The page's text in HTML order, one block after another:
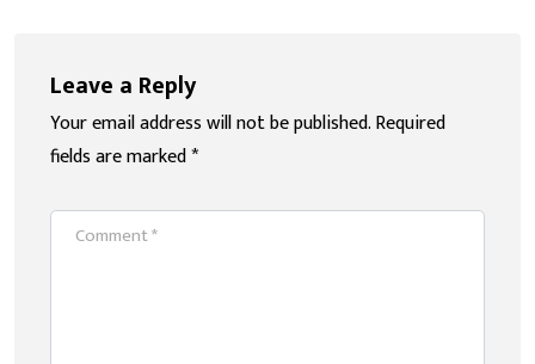
Leave a Reply
Your email address will not be published.Required
fields are marked*